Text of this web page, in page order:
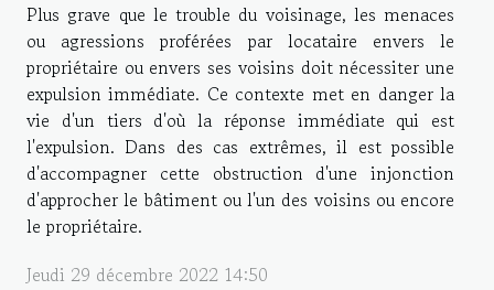
Plus grave que le trouble du voisinage, les menaces
ou agressions proférées par locataire envers le
propriétaire ou envers ses voisins doit nécessiter une
expulsion immédiate. Ce contexte met en danger la
vie d'un tiers d'où la réponse immédiate qui est
l'expulsion. Dans des cas extrêmes, il est possible
d'accompagner cette obstruction d'une injonction
d'approcher le bâtiment ou l'un des voisins ou encore
le propriétaire.
Jeudi 29 décembre 2022 14:50